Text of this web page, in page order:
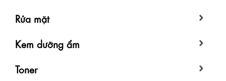
Rửa mặt
Kem dưỡng ẩm
Toner